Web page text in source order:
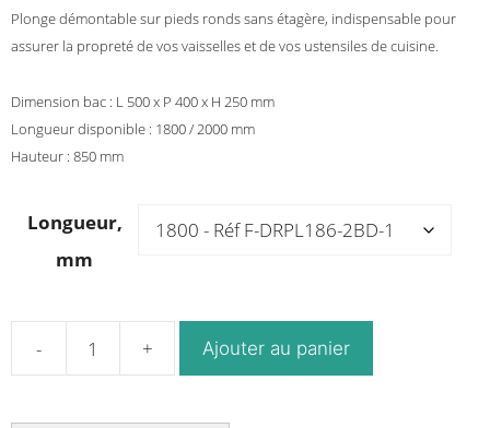
prix :
1,470.00€
1,572.00€
prix :
1,234.80€
1,320.48€
Plonge démontable sur pieds ronds sans étagère, indispensable pour
assurer la propreté de vos vaisselles et de vos ustensiles de cuisine.
Dimension bac : L 500 x P 400 x H 250 mm
Longueur disponible : 1800 / 2000 mm
Hauteur : 850 mm
Longueur,
mm
quantité
Ajouter au panier